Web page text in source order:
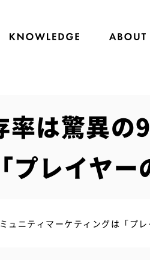
率は驚異
レイヤー
ュニティマーケティングは「プレ